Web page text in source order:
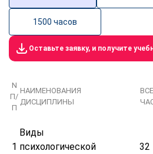
1500 часов
Оставьте заявку, и получите
N
П/
П
НАИМЕНОВАНИЯ
ДИСЦИПЛИНЫ
1
Виды
психологической
32